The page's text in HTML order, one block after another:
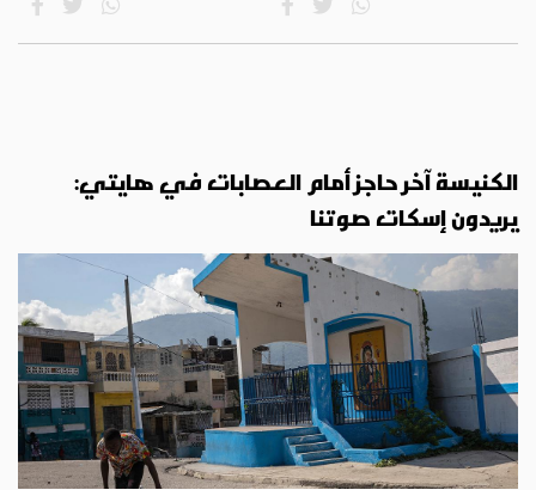
الكنيسة آخر حاجز أمام العصابات في هايتي:
يريدون إسكات صوتنا